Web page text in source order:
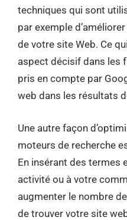
techniques qui sont
par exemple
de votre site Web. Ce
aspect décisif dans les
pris en compte par
web dans les résultats
Une autre façon
moteurs de recherche
En insérant des termes
activité ou à votre
augmenter le nombre
de trouver votre site